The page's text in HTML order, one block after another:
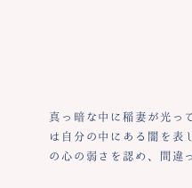
真っ暗な中に稲妻が光っ
は自分の中にある闇を表
の心の弱さを認め、間違